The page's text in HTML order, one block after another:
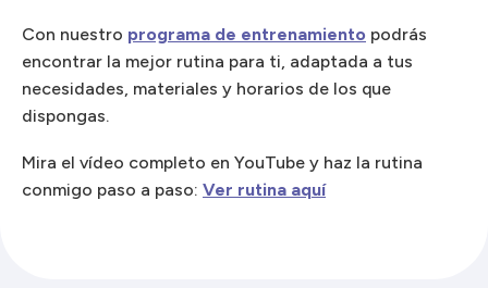
Con nuestro programa de entrenamiento podrás
encontrar la mejor rutina para ti, adaptada a tus
necesidades, materiales y horarios de los que
dispongas.
Mira el vídeo completo en YouTube y haz la rutina
conmigo paso a paso: Ver rutina aquí